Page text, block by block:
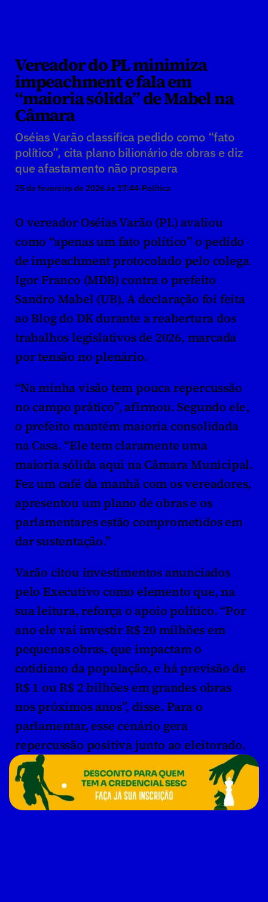
Vereador do PL minimiza
impeachment e fala em
“maioria sólida” de Mabel na
Câmara
Oséias Varão classifica pedido como “fato
político”, cita plano bilionário de obras e diz
que afastamento não prospera
25 de fevereiro de 2026 às 17:44·Política
O vereador Oséias Varão (PL) avaliou
como “apenas um fato político” o pedido
de impeachment protocolado pelo colega
Igor Franco (MDB) contra o prefeito
Sandro Mabel (UB). A declaração foi feita
ao Blog do DK durante a reabertura dos
trabalhos legislativos de 2026, marcada
por tensão no plenário.
“Na minha visão tem pouca repercussão
no campo prático”, afirmou. Segundo ele,
o prefeito mantém maioria consolidada
na Casa. “Ele tem claramente uma
maioria sólida aqui na Câmara Municipal.
Fez um café da manhã com os vereadores,
apresentou um plano de obras e os
parlamentares estão comprometidos em
dar sustentação.”
Varão citou investimentos anunciados
pelo Executivo como elemento que, na
sua leitura, reforça o apoio político. “Por
ano ele vai investir R$ 20 milhões em
pequenas obras, que impactam o
cotidiano da população, e há previsão de
R$ 1 ou R$ 2 bilhões em grandes obras
nos próximos anos”, disse. Para o
parlamentar, esse cenário gera
repercussão positiva junto ao eleitorado.